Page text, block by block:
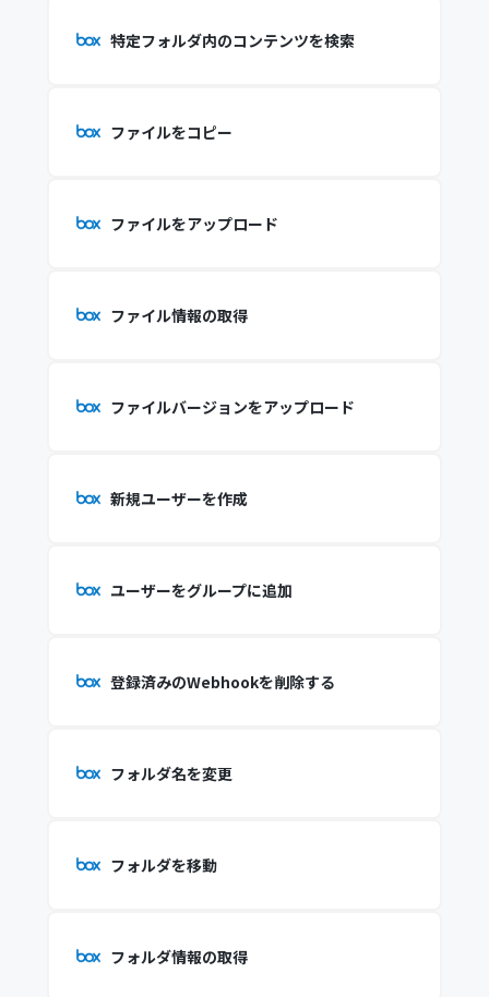
特定フォルダ内のコンテンツを検索
ファイルをコピー
ファイルをアップロード
ファイル情報の取得
ファイルバージョンをアップロード
新規ユーザーを作成
ユーザーをグループに追加
登録済みのWebhookを削除する
フォルダ名を変更
フォルダを移動
フォルダ情報の取得